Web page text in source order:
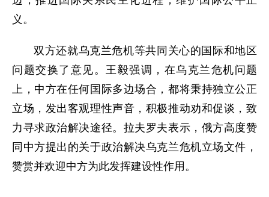
义。
双方还就乌克兰危机等共同关心的国际和地区
问题交换了意见。王毅强调，在乌克兰危机问题
上，中方在任何国际多边场合，都将秉持独立公正
立场，发出客观理性声音，积极推动劝和促谈，致
力寻求政治解决途径。拉夫罗夫表示，俄方高度赞
同中方提出的关于政治解决乌克兰危机立场文件，
赞赏并欢迎中方为此发挥建设性作用。